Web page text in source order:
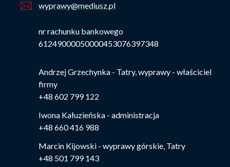
wyprawy@mediusz.pl
nr rachunku bankowego
61249000050000453076397348
Andrzej Grzechynka - Tatry, wyprawy - właściciel
firmy
+48 602 799 122
Iwona Kałuzieńska - administracja
+48 660 416 988
Marcin Kijowski - wyprawy górskie, Tatry
+48 501 799 143